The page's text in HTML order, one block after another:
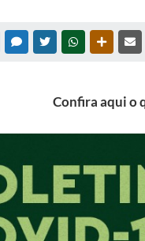
FACEBOOKMESSENGER
TWITTERWHATSAPP
Confira aqui o